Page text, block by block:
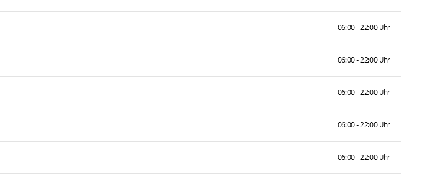
06:00 - 22:00 Uhr
06:00 - 22:00 Uhr
06:00 - 22:00 Uhr
06:00 - 22:00 Uhr
06:00 - 22:00 Uhr